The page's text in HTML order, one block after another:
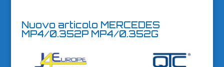
Nuovo articolo MERCEDES
MP4/0.352P MP4/0.352G